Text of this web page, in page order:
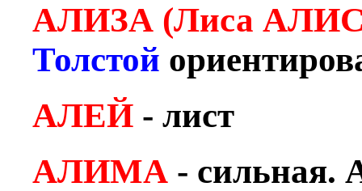
АЛИЗА (Лиса
Толстой
АЛЕЙ - лист
АЛИМА - сильная.